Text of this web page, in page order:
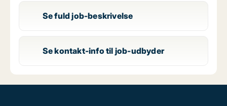
Se fuld job-beskrivelse
Se kontakt-info til job-udbyder